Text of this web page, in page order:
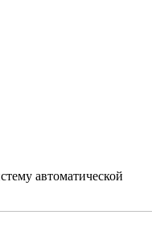
автоматической